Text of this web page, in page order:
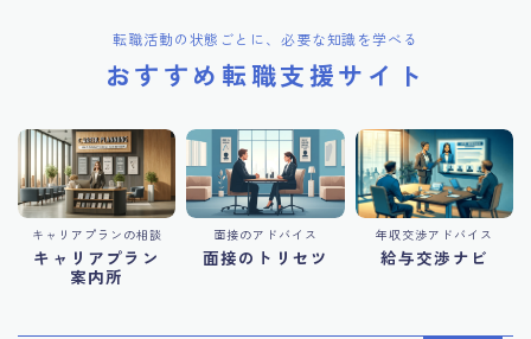
転職活動の状態ごとに、必要な知識を学べる
おすすめ転職支援サイト
キャリアプランの相談
キャリアプラン
案内所
面接のアドバイス
面接のトリセツ
年収交渉アドバイス
給与交渉ナビ